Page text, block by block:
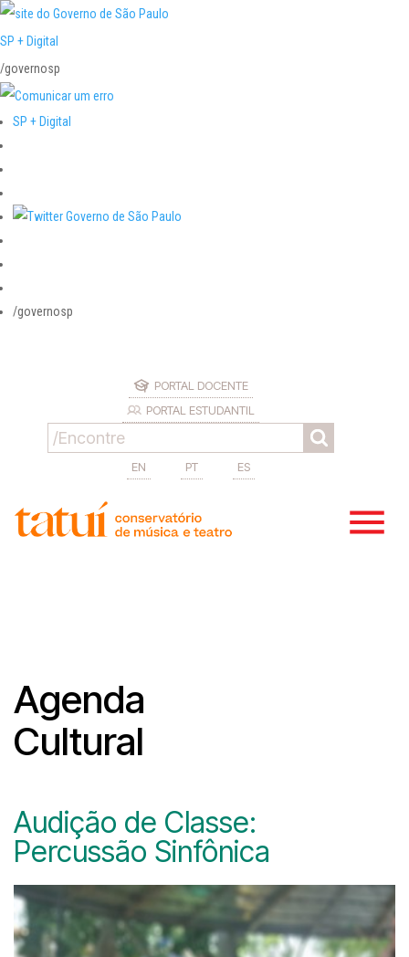
SP + Digital
/governosp
SP + Digital
/governosp
PORTAL DOCENTE
PORTAL ESTUDANTIL
EN PT ES
Agenda
Cultural
Audição de Classe:
Percussão Sinfônica